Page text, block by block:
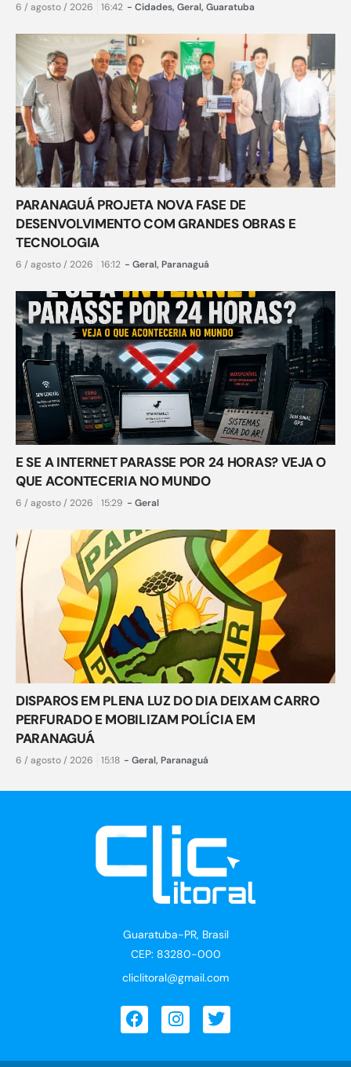
6 / agosto / 2026 16:42 - Cidades, Geral, Guaratuba
PARANAGUÁ PROJETA NOVA FASE DE
DESENVOLVIMENTO COM GRANDES OBRAS E
TECNOLOGIA
6 / agosto / 2026 16:12 - Geral, Paranaguá
E SE A INTERNET PARASSE POR 24 HORAS? VEJA O
QUE ACONTECERIA NO MUNDO
6 / agosto / 2026 15:29 - Geral
DISPAROS EM PLENA LUZ DO DIA DEIXAM CARRO
PERFURADO E MOBILIZAM POLÍCIA EM
PARANAGUÁ
6 / agosto / 2026 15:18 - Geral, Paranaguá
Guaratuba-PR, Brasil
CEP: 83280-000
cliclitoral@gmail.com